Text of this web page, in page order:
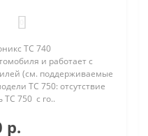
TC 740
и работает с
(см. поддерживаемые
TC 750: отсутствие
TC 750 с го..
р.